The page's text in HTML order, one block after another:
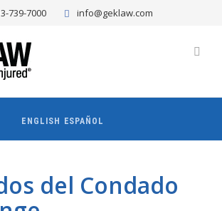
739-7000 info@geklaw.com
ENGLISH ESPAÑOL
del Condado